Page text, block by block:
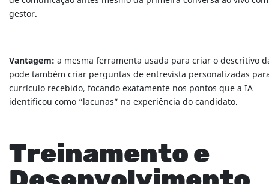
gestor.
Vantagem: a mesma ferramenta usada para criar o descritivo
pode também criar perguntas de entrevista personalizadas
currículo recebido, focando exatamente nos pontos que a IA
identificou como “lacunas” na experiência do candidato.
Treinamento e